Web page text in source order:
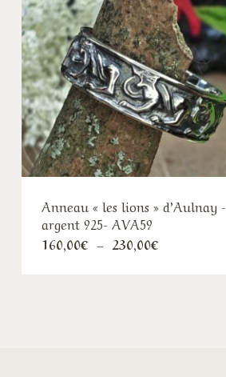
Anneau « les lions » d’Aulnay -
argent 925- AVA59
160,00€ – 230,00€Plage